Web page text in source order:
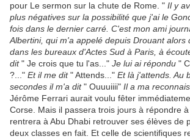
pour Le sermon sur la chute de Rome. " Il y
plus négatives sur la possibilité que j'ai le
fois dans le dernier carré. C'est mon ami
Albertini, qui m'a appelé depuis Drouant alors
dans les bureaux d'Actes Sud à Paris, à
dit" Je crois que tu l'as..." Je lui ai répondu "
?..." Et il me dit" Attends..." Et là j'attends. Au
secondes il m'a dit" Ouuuiiii" Il a ma
Jérôme Ferrari aurait voulu fêter
Corse. Mais il passera trois jours à répondre
rentrera à Abu Dhabi retrouver ses élèves de
deux classes en fait. Et celle de scientifiques